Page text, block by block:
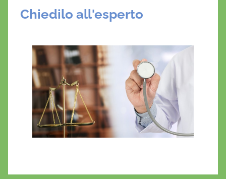
Chiedilo all'esperto